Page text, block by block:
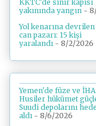
KKTC'de sınır kapısı
yakınında yangın -
Yol kenarına
can pazarı: 15 kişi
yaralandı - 8/2/2026
Yemen'de füze ve İHA
Husiler hükümet
Suudi depolarını
aldı - 8/6/2026